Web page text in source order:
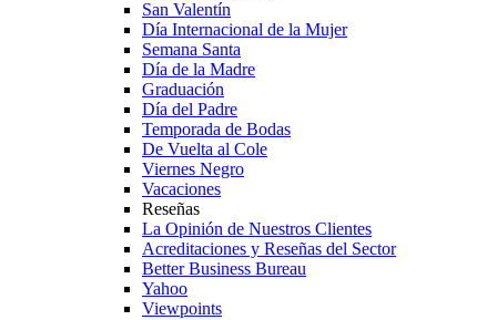
San Valentín
Día Internacional de la Mujer
Semana Santa
Día de la Madre
Graduación
Día del Padre
Temporada de Bodas
De Vuelta al Cole
Viernes Negro
Vacaciones
Reseñas
La Opinión de Nuestros Clientes
Acreditaciones y Reseñas del Sector
Better Business Bureau
Yahoo
Viewpoints